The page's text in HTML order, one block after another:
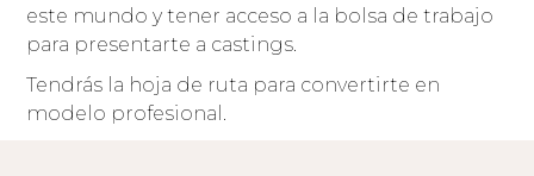
este mundo y tener acceso a la bolsa de trabajo
para presentarte a castings.
Tendrás la hoja de ruta para convertirte en
modelo profesional.